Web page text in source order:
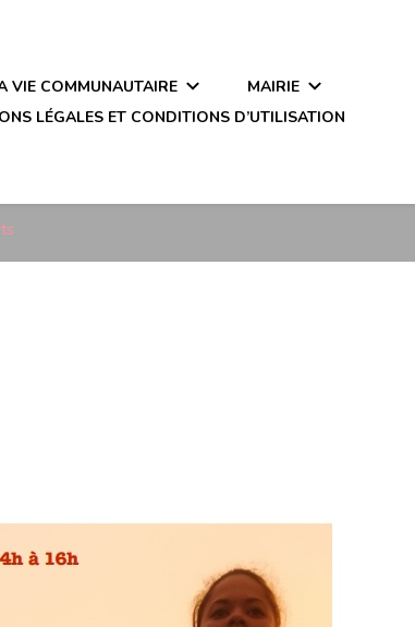
VIE COMMUNAUTAIRE
MAIRIE
LÉGALES ET CONDITIONS D’UTILISATION